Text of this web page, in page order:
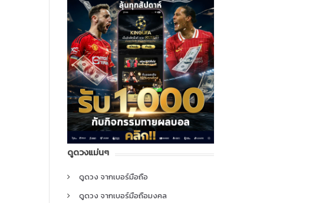
ดูดวงแม่นๆ
ดูดวง จากเบอร์มือถือ
ดูดวง จากเบอร์มือถือมงคล